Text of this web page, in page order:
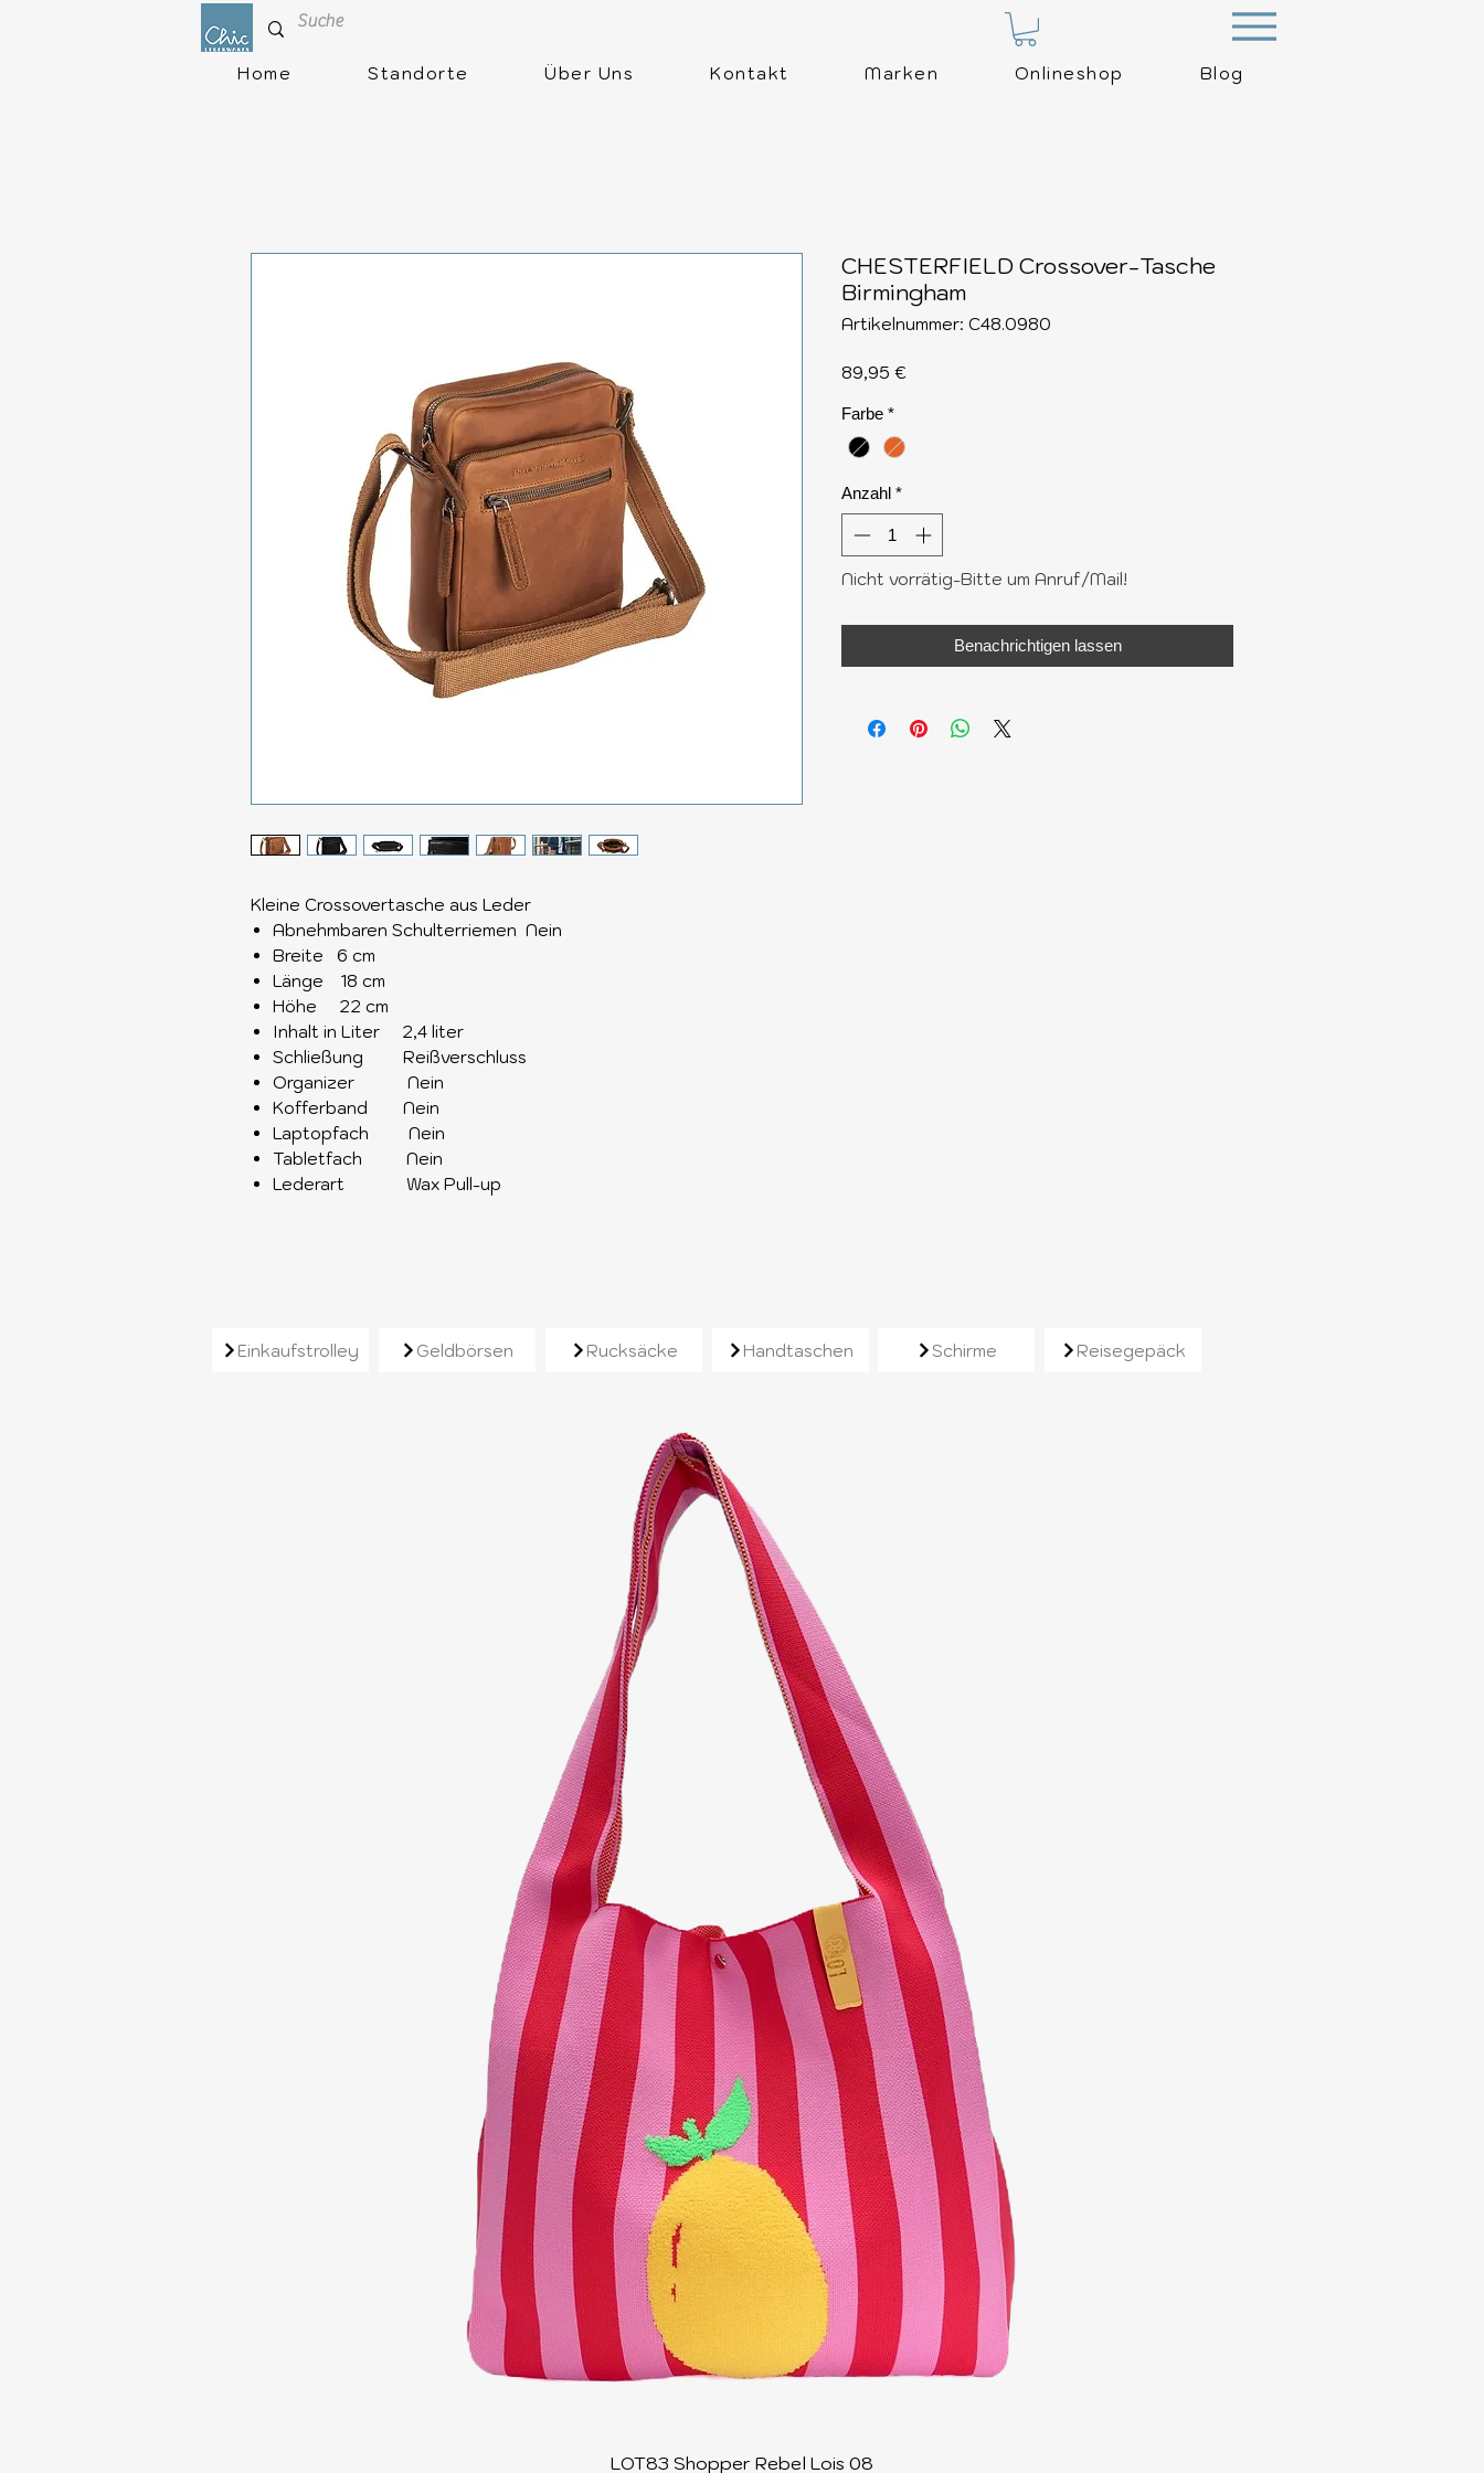
Menu
Home Standorte Über Uns Kontakt Marken Onlineshop Blog
Kleine Crossovertasche aus Leder
Abnehmbaren Schulterriemen Nein
Breite 6 cm
Länge 18 cm
Höhe 22 cm
Inhalt in Liter 2,4 liter
Schließung Reißverschluss
Organizer Nein
Kofferband Nein
Laptopfach Nein
Tabletfach Nein
Lederart Wax Pull-up
CHESTERFIELD Crossover-Tasche
Birmingham
Artikelnummer: C48.0980
89,95 €Preis
Farbe *
Anzahl *
Nicht vorrätig-Bitte um Anruf/Mail!
Benachrichtigen lassen
Ähnliche Produkte
Schnellansicht
LOT83 Shopper Rebel Lois 08
Einkaufstrolley Geldbörsen Rucksäcke Handtaschen Schirme Reisegepäck